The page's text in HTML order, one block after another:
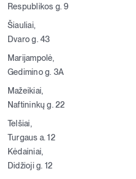
Respublikos g. 9
Šiauliai,
Dvaro g. 43
Marijampolė,
Gedimino g. 3A
Mažeikiai,
Naftininkų g. 22
Telšiai,
Turgaus a. 12
Kėdainiai,
Didžioji g. 12